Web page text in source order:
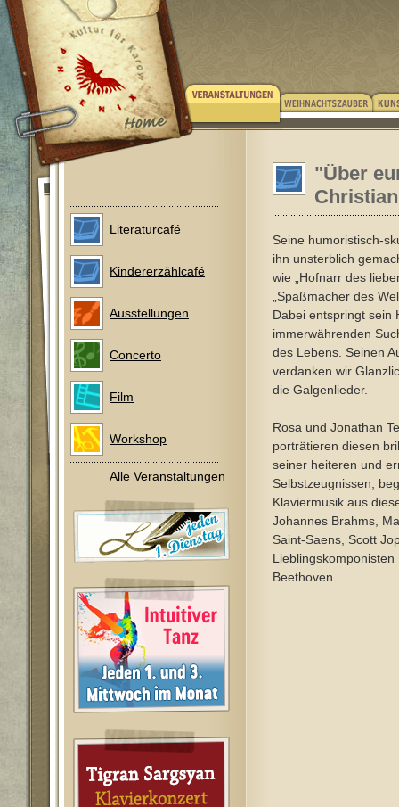
Literaturcafé
Kindererzählcafé
Ausstellungen
Concerto
Film
Workshop
Alle Veranstaltungen
"Über
Seine humoristisch-
ihn unsterblich
wie „Hofnarr des
„Spaßmacher des
Dabei entspringt sein
immerwährenden
des Lebens. Seinen
verdanken wir
die Galgenlieder.
Rosa und Jonathan
porträtieren diesen
seiner heiteren und
Selbstzeugnissen,
Klaviermusik aus
Johannes Brahms,
Saint-Saens, Scott
Lieblingskomponisten
Beethoven.